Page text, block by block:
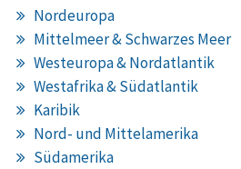
Nordeuropa
Mittelmeer & Schwarzes Meer
Westeuropa & Nordatlantik
Westafrika & Südatlantik
Karibik
Nord- und Mittelamerika
Südamerika